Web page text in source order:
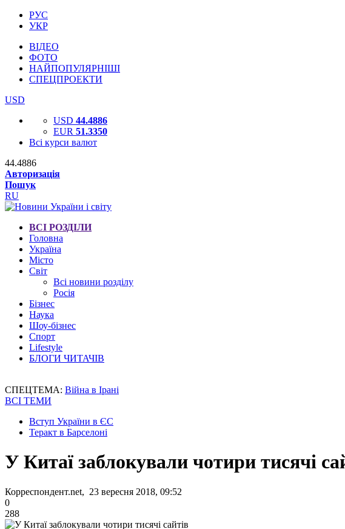
РУС
УКР
ВІДЕО
ФОТО
НАЙПОПУЛЯРНІШІ
СПЕЦПРОЕКТИ
USD
USD 44.4886
EUR 51.3350
Всі курси валют
44.4886
Авторизація
Пошук
RU
ВСІ РОЗДІЛИ
Головна
Україна
Місто
Світ
Всі новини розділу
Росія
Бізнес
Наука
Шоу-бізнес
Спорт
Lifestyle
БЛОГИ ЧИТАЧІВ
СПЕЦТЕМА: Війна в Ірані
ВСІ ТЕМИ
Вступ України в ЄС
Теракт в Барселоні
У Китаї заблокували чотири тисячі
Корреспондент.net, 23 вересня 2018, 09:52
0
288